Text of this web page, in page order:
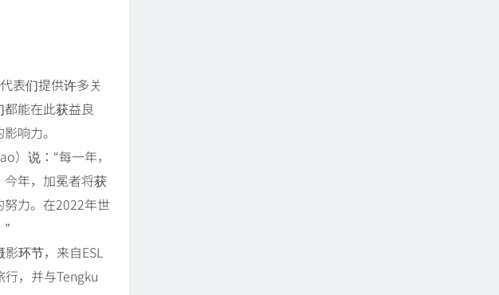
表们提供许多关
能在此获益良
响力。
）说：“每一年，
年，加冕者将获
力。在2022年世
环节，来自ESL
，并与Tengku